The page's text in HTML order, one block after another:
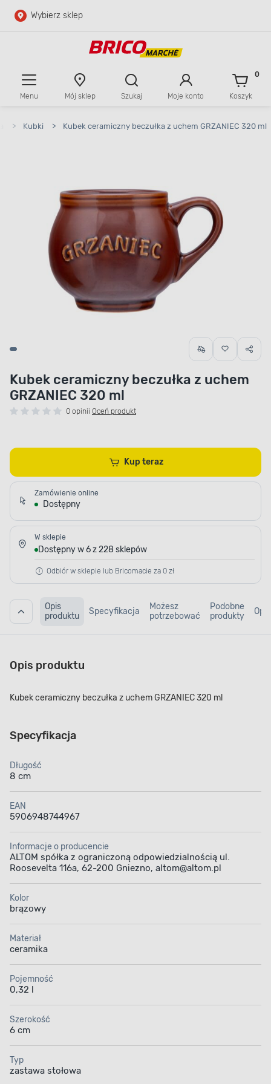
Przejdź do głównej zawartości
Wybierz sklep
Menu Mój sklep Szukaj Moje konto Koszyk
0
> Kubki > Kubek ceramiczny beczułka z uchem GRZANIEC 320 ml
Kubek ceramiczny beczułka z uchem
GRZANIEC 320 ml
0 opinii Oceń produkt
Kup teraz
Zamówienie online
Dostępny
W sklepie
Dostępny w 6 z 228 sklepów
Odbiór w sklepie lub Bricomacie za 0 zł
Opis
produktu
Specyfikacja
Możesz
potrzebować
Podobne
produkty
Opis produktu
Kubek ceramiczny beczułka z uchem GRZANIEC 320 ml
Specyfikacja
Długość
8 cm
EAN
5906948744967
Informacje o producencie
ALTOM spółka z ograniczoną odpowiedzialnością ul.
Roosevelta 116a, 62-200 Gniezno, altom@altom.pl
Kolor
brązowy
Materiał
ceramika
Pojemność
0,32 l
Szerokość
6 cm
Typ
zastawa stołowa